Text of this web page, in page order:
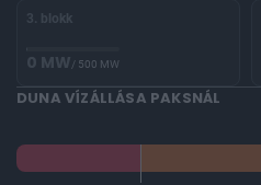
3. blokk
0 MW/ 500 MW
DUNA VÍZÁLLÁSA PAKSNÁL